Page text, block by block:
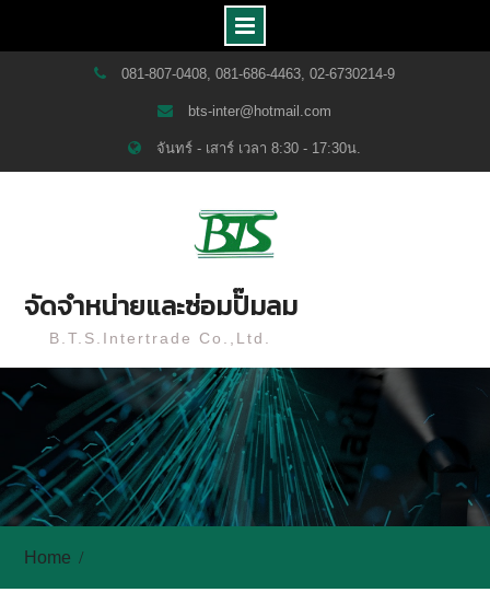
081-807-0408, 081-686-4463, 02-6730214-9
bts-inter@hotmail.com
จันทร์ - เสาร์ เวลา 8:30 - 17:30น.
จัดจำหน่ายและซ่อมปั๊มลม
B.T.S.Intertrade Co.,Ltd.
Home